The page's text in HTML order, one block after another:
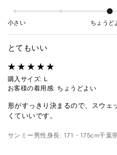
小さい ちょうど
とてもいい
購入サイズ: L
お客様の着用感: ちょうどよい
形がすっきり決まるので、スウェ
くていいです。
サンミー 男性身長: 171 - 175cm千葉